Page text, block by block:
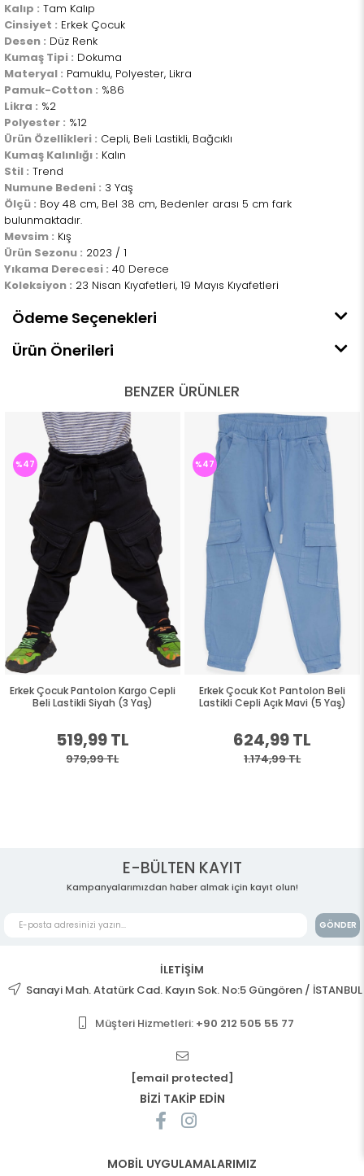
Kalıp : Tam Kalıp
Cinsiyet : Erkek Çocuk
Desen : Düz Renk
Kumaş Tipi : Dokuma
Materyal : Pamuklu, Polyester, Likra
Pamuk-Cotton : %86
Likra : %2
Polyester : %12
Ürün Özellikleri : Cepli, Beli Lastikli, Bağcıklı
Kumaş Kalınlığı : Kalın
Stil : Trend
Numune Bedeni : 3 Yaş
Ölçü : Boy 48 cm, Bel 38 cm, Bedenler arası 5 cm fark
bulunmaktadır.
Mevsim : Kış
Ürün Sezonu : 2023 / 1
Yıkama Derecesi : 40 Derece
Koleksiyon : 23 Nisan Kıyafetleri, 19 Mayıs Kıyafetleri
Ödeme Seçenekleri
Ürün Önerileri
BENZER ÜRÜNLER
Erkek Çocuk Pantolon Kargo Cepli
Beli Lastikli Siyah (3 Yaş)
519,99 TL
979,99 TL
%47
Erkek Çocuk Kot Pantolon Beli
Lastikli Cepli Açık Mavi (5 Yaş)
624,99 TL
1.174,99 TL
%47
E-BÜLTEN KAYIT
Kampanyalarımızdan haber almak için kayıt olun!
GÖNDER
İLETİŞİM
Sanayi Mah. Atatürk Cad. Kayın Sok. No:5 Güngören / İSTANBUL
Müşteri Hizmetleri: +90 212 505 55 77
[email protected]
BİZİ TAKİP EDİN
MOBİL UYGULAMALARIMIZ